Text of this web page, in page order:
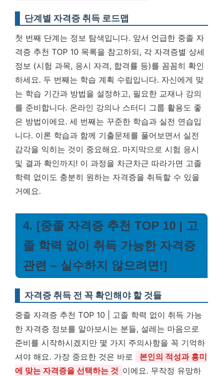
단계별 자격증 취득 로드맵
첫 번째 단계는 정보 탐색입니다. 앞서 언급한 중졸 자
격증 추천 TOP 10 목록을 참고하되, 각 자격증별 상세
정보 (시험 과목, 응시 자격, 합격률 등)를 꼼꼼히 확인
하세요. 두 번째는 학습 계획 수립입니다. 자신에게 맞
는 학습 기간과 방법을 설정하고, 필요한 교재나 강의
를 준비합니다. 온라인 강의나 스터디 그룹 활용도 좋
은 방법이에요. 세 번째는 꾸준한 학습과 실전 연습입
니다. 이론 학습과 함께 기출문제를 풀어보면서 실전
감각을 익히는 것이 중요해요. 마지막으로 시험 응시
및 결과 확인까지! 이 과정을 차근차근 따라가면 고졸
학력 없이도 충분히 원하는 자격증을 취득할 수 있을
거예요.
4. [중졸 자격증 추천 TOP 10 | 고
졸 학력 없이 취득 가능한 자격증
관련 – 실수하지 않으려면!]
자격증 취득 전 꼭 확인해야 할 것들
중졸 자격증 추천 TOP 10 | 고졸 학력 없이 취득 가능
한 자격증 정보를 알아보시는 분들, 설레는 마음으로
준비를 시작하시겠지만 몇 가지 주의사항을 꼭 기억하
셔야 해요. 가장 중요한 것은 바로
본인의 적성과 흥미
에 맞는 자격증을 선택하는 것 이에요. 무작정 유망하